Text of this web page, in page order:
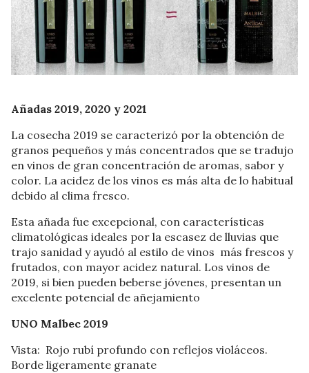
Añadas 2019, 2020 y 2021
La cosecha 2019 se caracterizó por la obtención de
granos pequeños y más concentrados que se tradujo
en vinos de gran concentración de aromas, sabor y
color. La acidez de los vinos es más alta de lo habitual
debido al clima fresco.
Esta añada fue excepcional, con características
climatológicas ideales por la escasez de lluvias que
trajo sanidad y ayudó al estilo de vinos más frescos y
frutados, con mayor acidez natural. Los vinos de
2019, si bien pueden beberse jóvenes, presentan un
excelente potencial de añejamiento
UNO Malbec 2019
Vista: Rojo rubí profundo con reflejos violáceos.
Borde ligeramente granate